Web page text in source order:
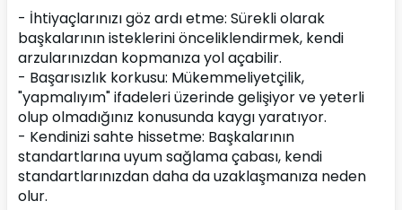
- İhtiyaçlarınızı göz ardı etme: Sürekli olarak
başkalarının isteklerini önceliklendirmek, kendi
arzularınızdan kopmanıza yol açabilir.
- Başarısızlık korkusu: Mükemmeliyetçilik,
"yapmalıyım" ifadeleri üzerinde gelişiyor ve yeterli
olup olmadığınız konusunda kaygı yaratıyor.
- Kendinizi sahte hissetme: Başkalarının
standartlarına uyum sağlama çabası, kendi
standartlarınızdan daha da uzaklaşmanıza neden
olur.